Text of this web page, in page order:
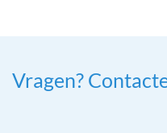
Vragen?